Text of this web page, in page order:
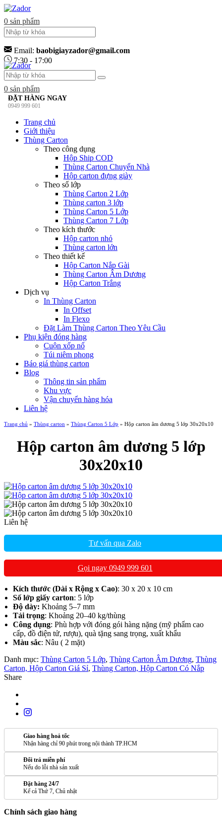
0 sản phẩm
Email: baobigiayzador@gmail.com
7:30 - 17:00
0 sản phẩm
ĐẶT HÀNG NGAY
0949 999 601
Trang chủ
Giới thiệu
Thùng Carton
Theo công dụng
Hộp Ship COD
Thùng Carton Chuyển Nhà
Hộp carton đựng giày
Theo số lớp
Thùng Carton 2 Lớp
Thùng carton 3 lớp
Thùng Carton 5 Lớp
Thùng Carton 7 Lớp
Theo kích thước
Hộp carton nhỏ
Thùng carton lớn
Theo thiết kế
Hộp Carton Nắp Gài
Thùng Carton Âm Dương
Hộp Carton Trắng
Dịch vụ
In Thùng Carton
In Offset
In Flexo
Đặt Làm Thùng Carton Theo Yêu Cầu
Phụ kiện đóng hàng
Cuộn xốp nổ
Túi niêm phong
Báo giá thùng carton
Blog
Thông tin sản phẩm
Khu vực
Vận chuyển hàng hóa
Liên hệ
Trang chủ » Thùng carton » Thùng Carton 5 Lớp » Hộp carton âm dương 5 lớp 30x20x10
Hộp carton âm dương 5 lớp
30x20x10
Liên hệ
Tư vấn qua Zalo
Gọi ngay 0949 999 601
Kích thước (Dài x Rộng x Cao): 30 x 20 x 10 cm
Số lớp giấy carton: 5 lớp
Độ dày: Khoảng 5–7 mm
Tải trọng: Khoảng 20–40 kg/thùng
Công dụng: Phù hợp với đóng gói hàng nặng (mỹ phẩm cao
cấp, đồ điện tử, rượu), quà tặng sang trọng, xuất khẩu
Màu sắc: Nâu ( 2 mặt)
Danh mục: Thùng Carton 5 Lớp, Thùng Carton Âm Dương, Thùng
Carton, Hộp Carton Giá Sỉ, Thùng Carton, Hộp Carton Có Nắp
Share
Giao hàng hoả tốc
Nhận hàng chỉ 90 phút trong nội thành TP.HCM
Đổi trả miễn phí
Nếu do lỗi nhà sản xuất
Đặt hàng 24/7
Kể cả Thứ 7, Chủ nhật
Chính sách giao hàng